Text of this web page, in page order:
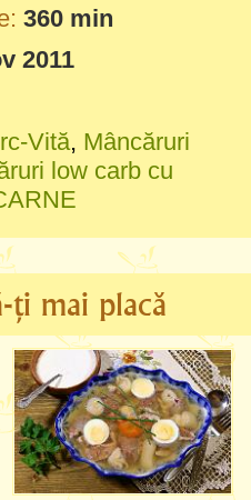
360 min
2011
Vită, Mâncăruri
low carb cu
ți mai placă